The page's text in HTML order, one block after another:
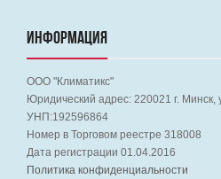
ИНФОРМАЦИЯ
ООО "Климатикс"
Юридический адрес: 220021 г. Минск,
УНП:192596864
Номер в Торговом реестре 318008
Дата регистрации 01.04.2016
Политика конфиденциальности